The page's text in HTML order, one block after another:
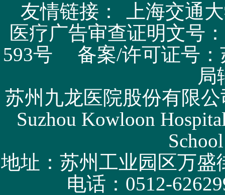
友情链接：
上海交通
医疗广告审查证明文号
593号 备案/许可证号：
局
苏州九龙医院股份有限
Suzhou Kowloon
地址：苏州工业园区万盛
电话：0512-